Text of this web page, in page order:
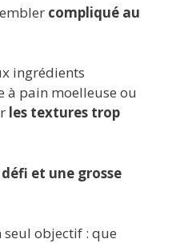
compliqué au
ingrédients
à pain moelleuse ou
les textures trop
et une grosse
seul objectif : que